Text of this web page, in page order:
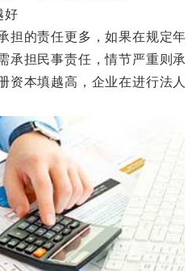
好
的责任更多，如果在规定年
承担民事责任，情节严重则承
资本填越高，企业在进行法人